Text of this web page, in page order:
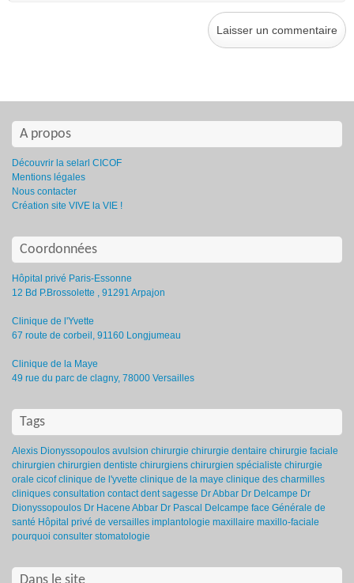
A propos
Découvrir la selarl CICOF
Mentions légales
Nous contacter
Création site VIVE la VIE !
Coordonnées
Hôpital privé Paris-Essonne
12 Bd P.Brossolette , 91291 Arpajon
Clinique de l'Yvette
67 route de corbeil, 91160 Longjumeau
Clinique de la Maye
49 rue du parc de clagny, 78000 Versailles
Tags
Alexis Dionyssopoulos avulsion chirurgie chirurgie dentaire chirurgie faciale
chirurgien chirurgien dentiste chirurgiens chirurgien spécialiste chirurgie
orale cicof clinique de l'yvette clinique de la maye clinique des charmilles
cliniques consultation contact dent sagesse Dr Abbar Dr Delcampe Dr
Dionyssopoulos Dr Hacene Abbar Dr Pascal Delcampe face Générale de
santé Hôpital privé de versailles implantologie maxillaire maxillo-faciale
pourquoi consulter stomatologie